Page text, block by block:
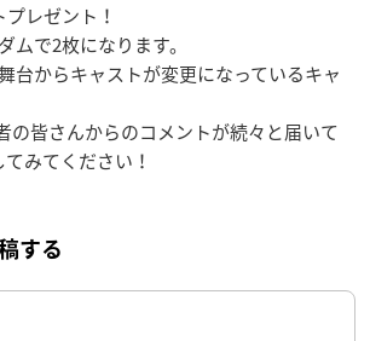
レゼント！
ムで2枚になります。
台からキャストが変更になっているキャ
の皆さんからのコメントが続々と届いて
みてください！
する